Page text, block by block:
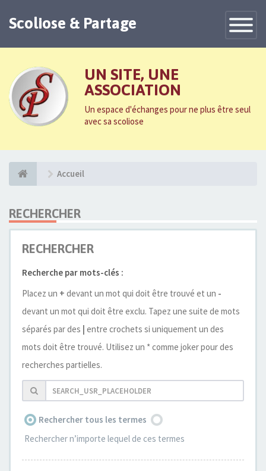
Toggle
Scoliose & Partage
UN SITE, UNE
ASSOCIATION
Un espace d'échanges pour ne plus être seul
avec sa scoliose
Accueil
RECHERCHER
RECHERCHER
Recherche par mots-clés :
Placez un + devant un mot qui doit être trouvé et un -
devant un mot qui doit être exclu. Tapez une suite de mots
séparés par des | entre crochets si uniquement un des
mots doit être trouvé. Utilisez un * comme joker pour des
recherches partielles.
Rechercher tous les termes
Rechercher n’importe lequel de ces termes